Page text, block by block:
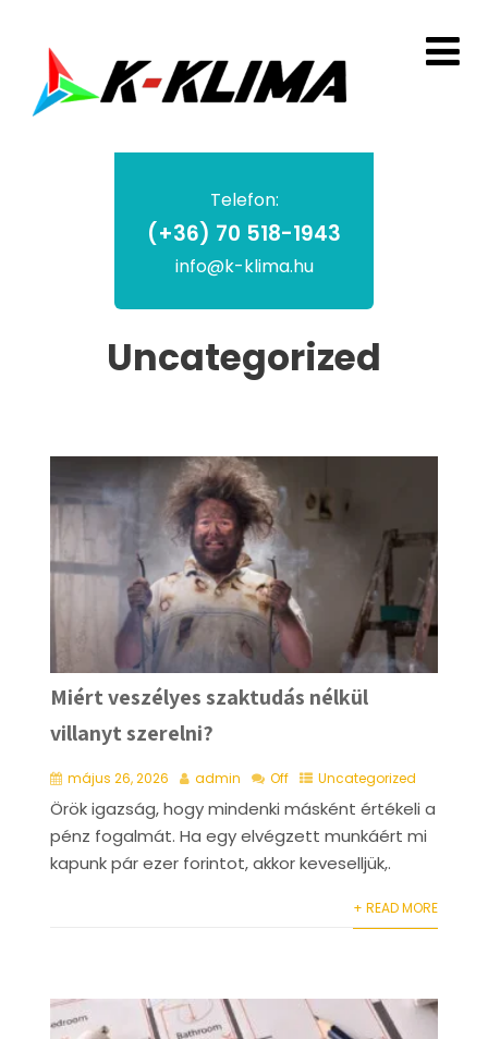
Telefon:
(+36) 70 518-1943
info@k-klima.hu
Uncategorized
Miért veszélyes szaktudás nélkül
villanyt szerelni?
május 26, 2026 admin Off Uncategorized
Örök igazság, hogy mindenki másként értékeli a
pénz fogalmát. Ha egy elvégzett munkáért mi
kapunk pár ezer forintot, akkor keveselljük,.
+ READ MORE